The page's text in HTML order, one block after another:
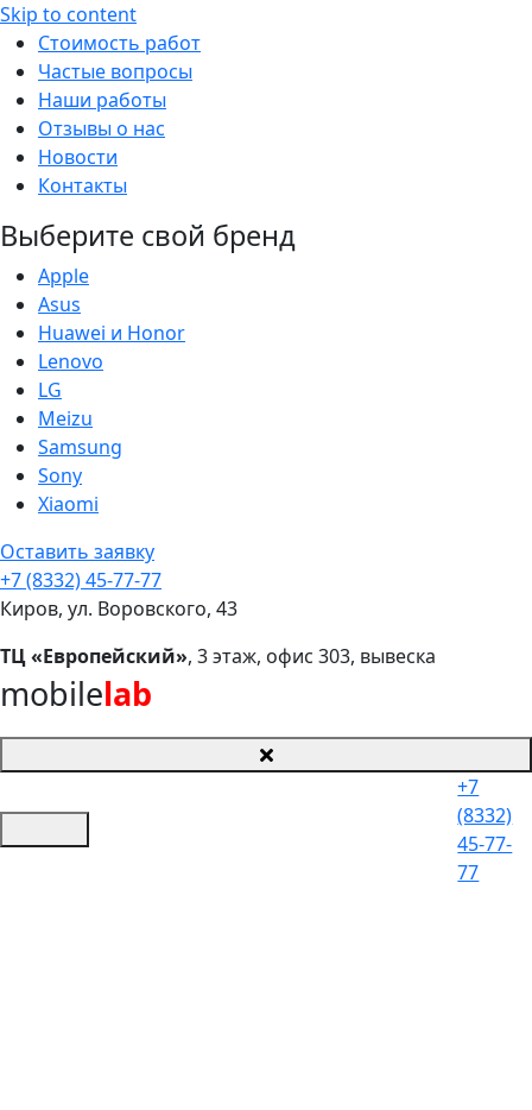
Skip to content
Стоимость работ
Частые вопросы
Наши работы
Отзывы о нас
Новости
Контакты
Выберите свой бренд
Apple
Asus
Huawei и Honor
Lenovo
LG
Meizu
Samsung
Sony
Xiaomi
Оставить заявку
+7 (8332) 45-77-77
Киров, ул. Воровского, 43
ТЦ «Европейский», 3 этаж, офис 303, вывеска
mobilelab
+7
(8332)
45-77-
77